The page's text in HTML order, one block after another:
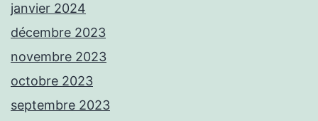
janvier 2024
décembre 2023
novembre 2023
octobre 2023
septembre 2023